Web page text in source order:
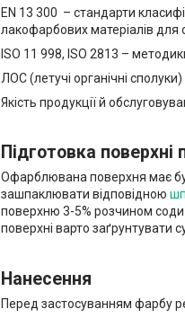
EN 13 300 – стандарти
лакофарбових матеріалів для
ISO 11 998, ISO 2813 –
ЛОС (летучі органічні
Якість продукції й
Підготовка
Офарблювана поверхня має
зашпаклювати відповідною
поверхню 3-5% розчином
поверхні варто заґрунтувати
Нанесення
Перед застосуванням фарбу